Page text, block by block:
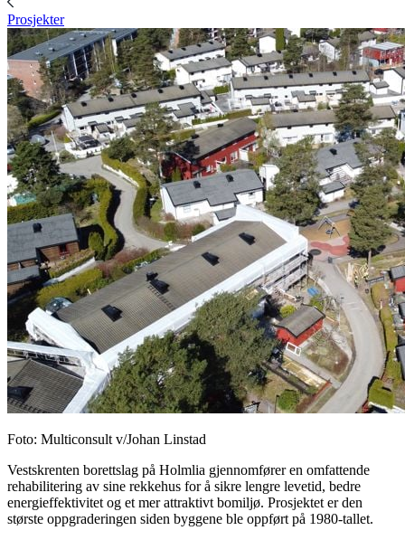
Prosjekter
Foto: Multiconsult v/Johan Linstad
Vestskrenten borettslag på Holmlia gjennomfører en omfattende
rehabilitering av sine rekkehus for å sikre lengre levetid, bedre
energieffektivitet og et mer attraktivt bomiljø. Prosjektet er den
største oppgraderingen siden byggene ble oppført på 1980‑tallet.